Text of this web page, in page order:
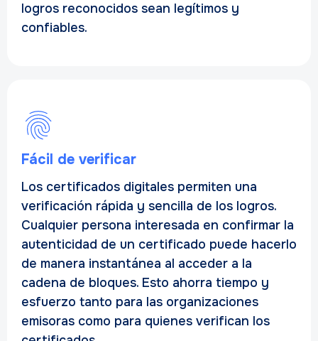
logros reconocidos sean legítimos y
confiables.
Fácil de verificar
Los certificados digitales permiten una
verificación rápida y sencilla de los logros.
Cualquier persona interesada en confirmar la
autenticidad de un certificado puede hacerlo
de manera instantánea al acceder a la
cadena de bloques. Esto ahorra tiempo y
esfuerzo tanto para las organizaciones
emisoras como para quienes verifican los